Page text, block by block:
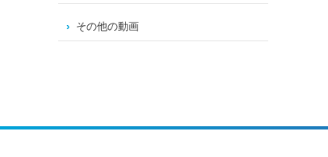
その他の動画